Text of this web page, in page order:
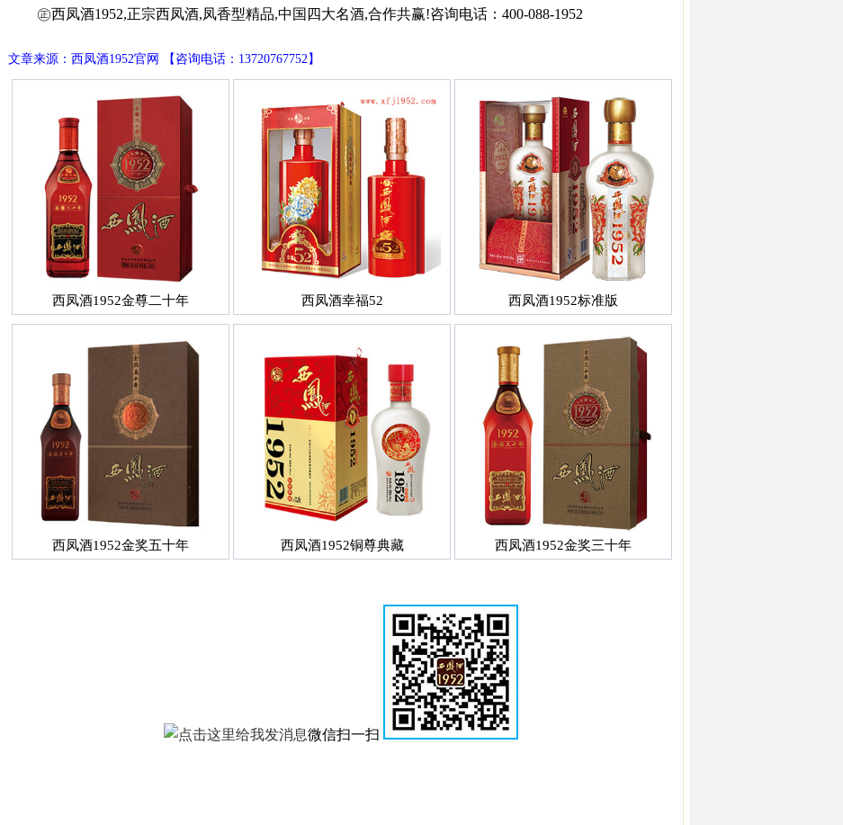
㊣西凤酒1952,正宗西凤酒,凤香型精品,中国四大名酒,合作共赢!咨询电话：400-088-1952
文章来源：西凤酒1952官网 【咨询电话：13720767752】
西凤酒1952金尊二十年 西凤酒幸福52 西凤酒1952标准版
西凤酒1952金奖五十年 西凤酒1952铜尊典藏 西凤酒1952金奖三十年
微信扫一扫